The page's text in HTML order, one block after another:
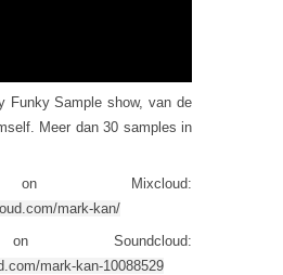
Funky Sample show, van de
Meer dan 30 samples in
Mixcloud:
mark-kan/
Soundcloud:
mark-kan-10088529